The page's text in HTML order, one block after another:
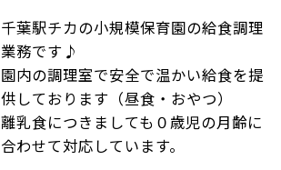
千葉駅チカの小規模保育園の給食調理
業務です♪
園内の調理室で安全で温かい給食を提
供しております（昼食・おやつ）
離乳食につきましても０歳児の月齢に
合わせて対応しています。